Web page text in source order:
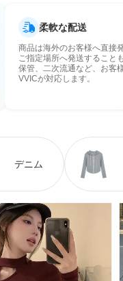
柔軟な配送
商品は海外のお客様へ直接
ご指定場所へ発送すること
保管、二次流通など、お客
VVICが対応します。
デニム